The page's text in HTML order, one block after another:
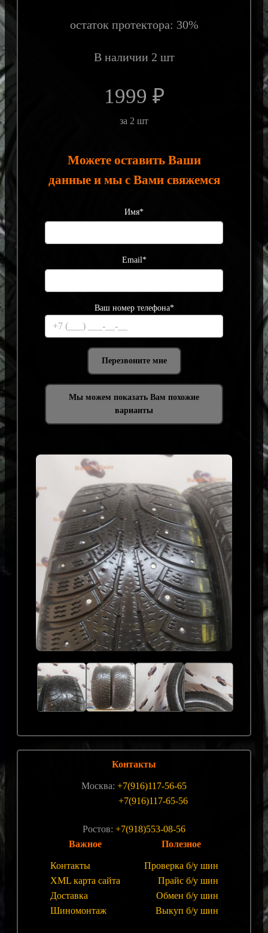
остаток протектора: 30%
В наличии 2 шт
1999 ₽
за 2 шт
Можете оставить Ваши
данные и мы с Вами свяжемся
Имя*
Email*
Ваш номер телефона*
Мы можем показать Вам похожие
варианты
Контакты
Москва: +7(916)117-56-65
+7(916)117-65-56
Ростов: +7(918)553-08-56
Важное
Контакты
XML карта сайта
Доставка
Шиномонтаж
Полезное
Проверка б/у шин
Прайс б/у шин
Обмен б/у шин
Выкуп б/у шин